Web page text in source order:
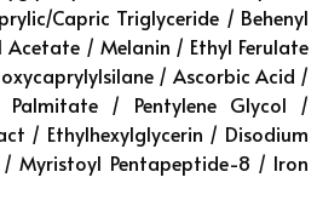
Capric Triglyceride / Behenyl
Acetate / Melanin / Ethyl Ferulate
/ Ascorbic Acid /
Palmitate / Pentylene Glycol /
/ Ethylhexylglycerin / Disodium
Myristoyl Pentapeptide-8 / Iron